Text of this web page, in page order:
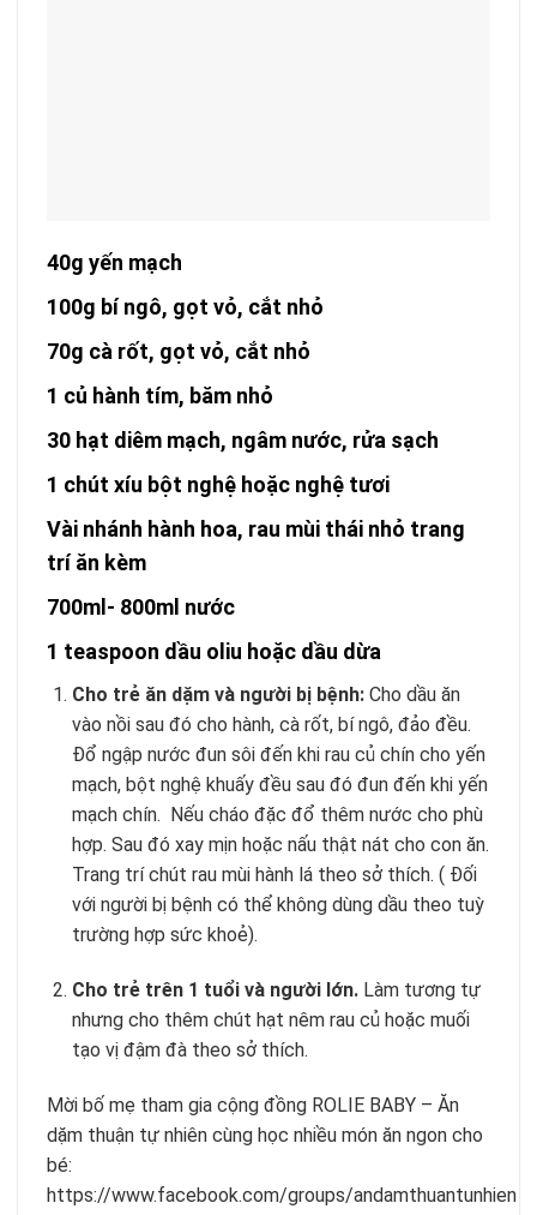
40g yến mạch
100g bí ngô, gọt vỏ, cắt nhỏ
70g cà rốt, gọt vỏ, cắt nhỏ
1 củ hành tím, băm nhỏ
30 hạt diêm mạch, ngâm nước, rửa sạch
1 chút xíu bột nghệ hoặc nghệ tươi
Vài nhánh hành hoa, rau mùi thái nhỏ trang
trí ăn kèm
700ml- 800ml nước
1 teaspoon dầu oliu hoặc dầu dừa
Cho trẻ ăn dặm và người bị bệnh:Cho dầu ăn
vào nồi sau đó cho hành, cà rốt, bí ngô, đảo đều.
Đổ ngập nước đun sôi đến khi rau củ chín cho yến
mạch, bột nghệ khuấy đều sau đó đun đến khi yến
mạch chín. Nếu cháo đặc đổ thêm nước cho phù
hợp. Sau đó xay mịn hoặc nấu thật nát cho con ăn.
Trang trí chút rau mùi hành lá theo sở thích. ( Đối
với người bị bệnh có thể không dùng dầu theo tuỳ
trường hợp sức khoẻ).
Cho trẻ trên 1 tuổi và người lớn.Làm tương tự
nhưng cho thêm chút hạt nêm rau củ hoặc muối
tạo vị đậm đà theo sở thích.
Mời bố mẹ tham gia cộng đồng ROLIE BABY – Ăn
dặm thuận tự nhiên cùng học nhiều món ăn ngon cho
bé:
https://www.facebook.com/groups/andamthuantunhien